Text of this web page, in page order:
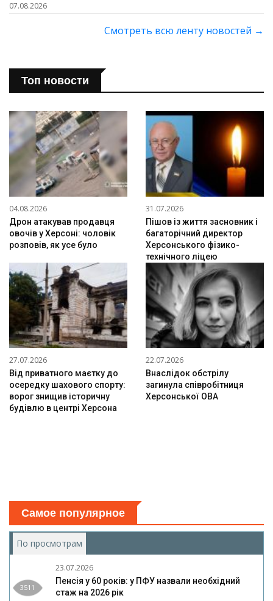
07.08.2026
Смотреть всю ленту новостей →
Топ новости
04.08.2026
Дрон атакував продавця
овочів у Херсоні: чоловік
розповів, як усе було
31.07.2026
Пішов із життя засновник і
багаторічний директор
Херсонського фізико-
технічного ліцею
27.07.2026
Від приватного маєтку до
осередку шахового спорту:
ворог знищив історичну
будівлю в центрі Херсона
22.07.2026
Внаслідок обстрілу
загинула співробітниця
Херсонської ОВА
Самое популярное
По просмотрам
3511
23.07.2026
Пенсія у 60 років: у ПФУ назвали необхідний
стаж на 2026 рік